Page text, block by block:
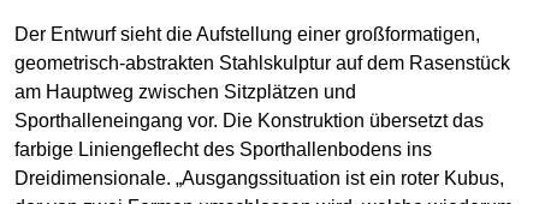
Der Entwurf sieht die Aufstellung einer großformatigen,
geometrisch-abstrakten Stahlskulptur auf dem Rasenstück
am Hauptweg zwischen Sitzplätzen und
Sporthalleneingang vor. Die Konstruktion übersetzt das
farbige Liniengeflecht des Sporthallenbodens ins
Dreidimensionale. „Ausgangssituation ist ein roter Kubus,